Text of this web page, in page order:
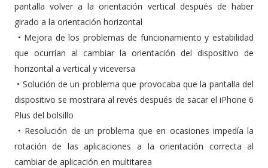
pantalla volver a la orientación vertical después de haber
girado a la orientación horizontal
• Mejora de los problemas de funcionamiento y estabilidad
que ocurrían al cambiar la orientación del dispositivo de
horizontal a vertical y viceversa
• Solución de un problema que provocaba que la pantalla del
dispositivo se mostrara al revés después de sacar el iPhone 6
Plus del bolsillo
• Resolución de un problema que en ocasiones impedía la
rotación de las aplicaciones a la orientación correcta al
cambiar de aplicación en multitarea